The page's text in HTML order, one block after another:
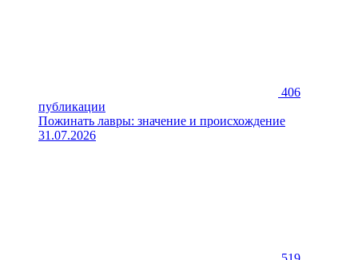
406
публикации
Пожинать лавры: значение и происхождение
31.07.2026